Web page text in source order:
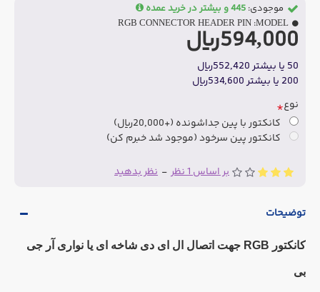
بر اساس 1 نظر - نظر بدهید
594,000ریال
50 یا بیشتر 552,420ریال
200 یا بیشتر 534,600ریال
موجودی: 445 و بیشتر در خرید عمده
MODEL:
RGB CONNECTOR HEADER PIN
نوع
کانکتور با پین جداشونده (+20,000ریال)
کانکتور پین سرخود (موجود شد خبرم کن)
توضیحات
کانکتور RGB جهت اتصال ال ای دی شاخه ای یا نواری آر جی
بی